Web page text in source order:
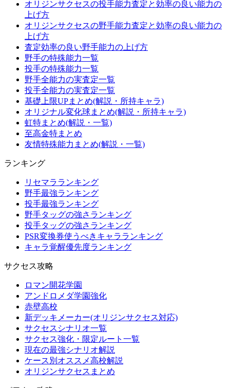
オリジンサクセスの投手能力査定と効率の良い能力の
上げ方
オリジンサクセスの野手能力査定と効率の良い能力の
上げ方
査定効率の良い野手能力の上げ方
野手の特殊能力一覧
投手の特殊能力一覧
野手全能力の実査定一覧
投手全能力の実査定一覧
基礎上限UPまとめ(解説・所持キャラ)
オリジナル変化球まとめ(解説・所持キャラ)
虹特まとめ(解説・一覧)
至高金特まとめ
友情特殊能力まとめ(解説・一覧)
ランキング
リセマラランキング
野手最強ランキング
投手最強ランキング
野手タッグの強さランキング
投手タッグの強さランキング
PSR変換券使うべきキャラランキング
キャラ覚醒優先度ランキング
サクセス攻略
ロマン開花学園
アンドロメダ学園強化
赤壁高校
新デッキメーカー(オリジンサクセス対応)
サクセスシナリオ一覧
サクセス強化・限定ルート一覧
現在の最強シナリオ解説
ケース別オススメ高校解説
オリジンサクセスまとめ